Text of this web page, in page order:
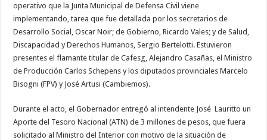
operativo que la Junta Municipal de Defensa Civil viene
implementando, tarea que fue detallada por los secretarios de
Desarrollo Social, Oscar Noir; de Gobierno, Ricardo Vales; y de Salud,
Discapacidad y Derechos Humanos, Sergio Bertelotti. Estuvieron
presentes el flamante titular de Cafesg, Alejandro Casañas, el Ministro
de Producción Carlos Schepens y los diputados provinciales Marcelo
Bisogni (FPV) y José Artusi (Cambiemos).
Durante el acto, el Gobernador entregó al intendente José Lauritto un
Aporte del Tesoro Nacional (ATN) de 3 millones de pesos, que fuera
solicitado al Ministro del Interior con motivo de la situación de